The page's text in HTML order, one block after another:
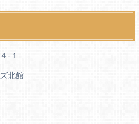
-１
北館